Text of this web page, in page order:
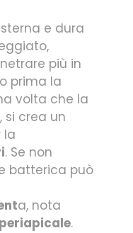
e dura
più in
prima la
volta che la
si crea un
la
. Se non
batterica può
a, nota
.